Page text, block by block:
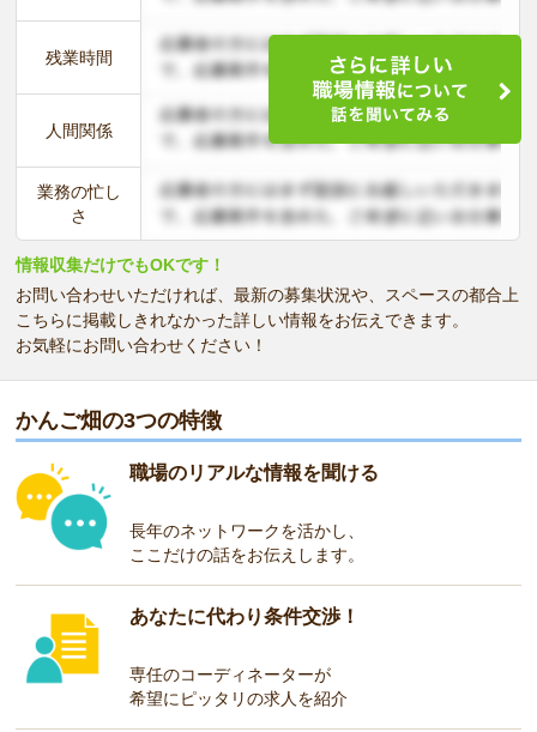
残業時間
人間関係
業務の忙し
さ
情報収集だけでもOKです！
お問い合わせいただければ、最新の募集状況や、スペースの都合上
こちらに掲載しきれなかった詳しい情報をお伝えできます。
お気軽にお問い合わせください！
かんご畑の3つの特徴
職場のリアルな情報を聞ける
長年のネットワークを活かし、
ここだけの話をお伝えします。
あなたに代わり条件交渉！
専任のコーディネーターが
希望にピッタリの求人を紹介